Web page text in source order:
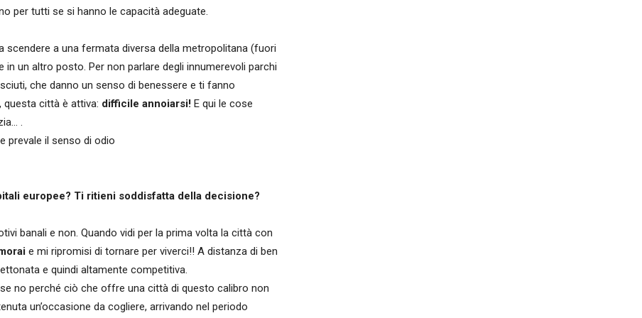
per tutti se si hanno le capacità adeguate.
scendere a una fermata diversa della metropolitana (fuori
un altro posto. Per non parlare degli innumerevoli parchi
che danno un senso di benessere e ti fanno
questa città è attiva: difficile annoiarsi! E qui le cose
.
prevale il senso di odio
europee? Ti ritieni soddisfatta della decisione?
banali e non. Quando vidi per la prima volta la città con
e mi ripromisi di tornare per viverci!! A distanza di ben
e quindi altamente competitiva.
no perché ciò che offre una città di questo calibro non
un’occasione da cogliere, arrivando nel periodo